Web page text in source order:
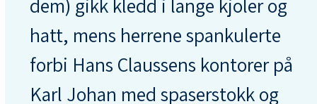
dem) gikk kledd i lange kjoler og
hatt, mens herrene spankulerte
forbi Hans Claussens kontorer på
Karl Johan med spaserstokk og